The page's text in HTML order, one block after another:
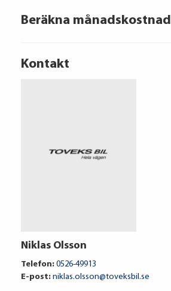
Beräkna månadskostnad
6 804 kr / mån
Kontakt
Niklas Olsson
Telefon: 0526-49913
E-post: niklas.olsson@toveksbil.se